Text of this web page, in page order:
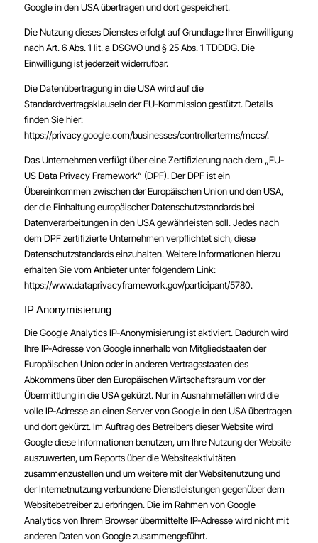
Google in den USA übertragen und dort gespeichert.
Die Nutzung dieses Dienstes erfolgt auf Grundlage Ihrer Einwilligung
nach Art. 6 Abs. 1 lit. a DSGVO und § 25 Abs. 1 TDDDG. Die
Einwilligung ist jederzeit widerrufbar.
Die Datenübertragung in die USA wird auf die
Standardvertragsklauseln der EU-Kommission gestützt. Details
finden Sie hier:
https://privacy.google.com/businesses/controllerterms/mccs/.
Das Unternehmen verfügt über eine Zertifizierung nach dem „EU-
US Data Privacy Framework“ (DPF). Der DPF ist ein
Übereinkommen zwischen der Europäischen Union und den USA,
der die Einhaltung europäischer Datenschutzstandards bei
Datenverarbeitungen in den USA gewährleisten soll. Jedes nach
dem DPF zertifizierte Unternehmen verpflichtet sich, diese
Datenschutzstandards einzuhalten. Weitere Informationen hierzu
erhalten Sie vom Anbieter unter folgendem Link:
https://www.dataprivacyframework.gov/participant/5780.
IP Anonymisierung
Die Google Analytics IP-Anonymisierung ist aktiviert. Dadurch wird
Ihre IP-Adresse von Google innerhalb von Mitgliedstaaten der
Europäischen Union oder in anderen Vertragsstaaten des
Abkommens über den Europäischen Wirtschaftsraum vor der
Übermittlung in die USA gekürzt. Nur in Ausnahmefällen wird die
volle IP-Adresse an einen Server von Google in den USA übertragen
und dort gekürzt. Im Auftrag des Betreibers dieser Website wird
Google diese Informationen benutzen, um Ihre Nutzung der Website
auszuwerten, um Reports über die Websiteaktivitäten
zusammenzustellen und um weitere mit der Websitenutzung und
der Internetnutzung verbundene Dienstleistungen gegenüber dem
Websitebetreiber zu erbringen. Die im Rahmen von Google
Analytics von Ihrem Browser übermittelte IP-Adresse wird nicht mit
anderen Daten von Google zusammengeführt.